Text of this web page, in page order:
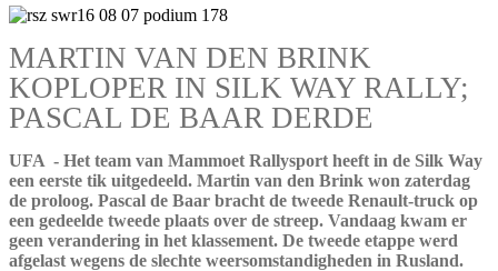
MARTIN VAN DEN BRINK
KOPLOPER IN SILK WAY RALLY;
PASCAL DE BAAR DERDE
UFA - Het team van Mammoet Rallysport heeft in de Silk Way
een eerste tik uitgedeeld. Martin van den Brink won zaterdag
de proloog. Pascal de Baar bracht de tweede Renault-truck op
een gedeelde tweede plaats over de streep. Vandaag kwam er
geen verandering in het klassement. De tweede etappe werd
afgelast wegens de slechte weersomstandigheden in Rusland.